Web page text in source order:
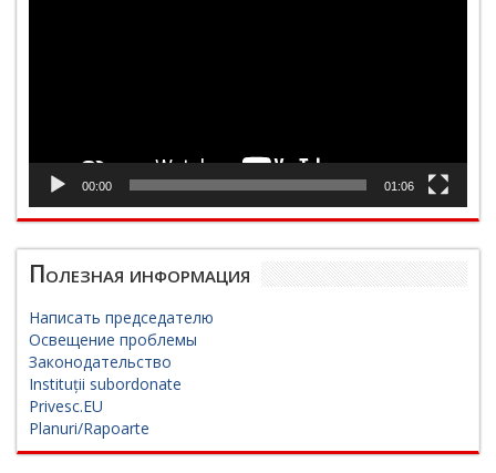
00:00 01:06
Полезная информация
Написать председателю
Освещение проблемы
Законодательство
Instituții subordonate
Privesc.EU
Planuri/Rapoarte